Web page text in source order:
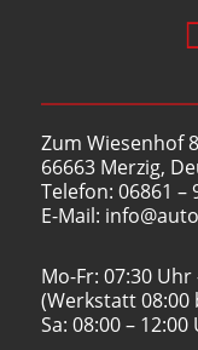
Zum Wiesenhof
66663 Merzig,
Telefon: 06861 –
E-Mail:
Mo-Fr: 07:30
(Werkstatt 08:00
Sa: 08:00 – 12:00